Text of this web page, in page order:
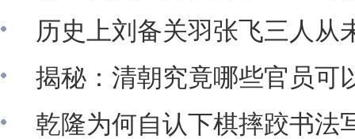
历史上刘备关羽张飞三人从
揭秘：清朝究竟哪些官员可
乾隆为何自认下棋摔跤书法